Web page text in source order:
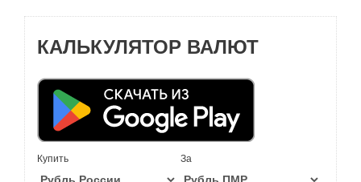
КАЛЬКУЛЯТОР ВАЛЮТ
Купить За